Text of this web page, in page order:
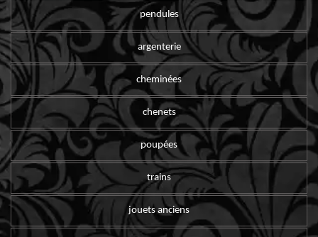
pendules
argenterie
cheminées
chenets
poupées
trains
jouets anciens